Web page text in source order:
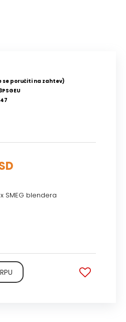
se poručiti na zahtev)
SMEG blendera